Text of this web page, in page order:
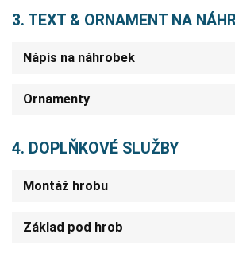
3. TEXT & ORNAMENT NA
Nápis na náhrobek
Ornamenty
4. DOPLŇKOVÉ SLUŽBY
Montáž hrobu
Základ pod hrob